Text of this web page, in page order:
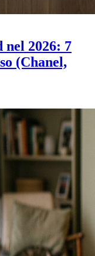
nel 2026: 7
(Chanel,